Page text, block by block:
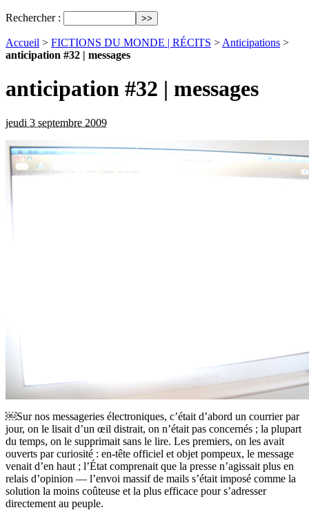
Rechercher :
Accueil > FICTIONS DU MONDE | RÉCITS > Anticipations >
anticipation #32 | messages
anticipation #32 | messages
jeudi 3 septembre 2009
￼Sur nos messageries électroniques, c’était d’abord un courrier par
jour, on le lisait d’un œil distrait, on n’était pas concernés ; la plupart
du temps, on le supprimait sans le lire. Les premiers, on les avait
ouverts par curiosité : en-tête officiel et objet pompeux, le message
venait d’en haut ; l’État comprenait que la presse n’agissait plus en
relais d’opinion — l’envoi massif de mails s’était imposé comme la
solution la moins coûteuse et la plus efficace pour s’adresser
directement au peuple.